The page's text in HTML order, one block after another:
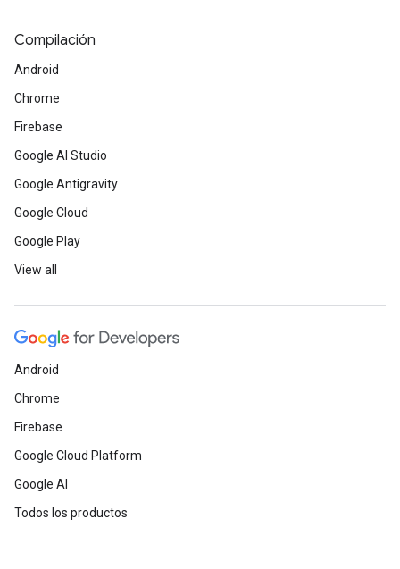
Compilación
Android
Chrome
Firebase
Google AI Studio
Google Antigravity
Google Cloud
Google Play
View all
Android
Chrome
Firebase
Google Cloud Platform
Google AI
Todos los productos